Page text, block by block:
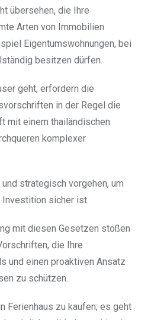
übersehen, die Ihre
Arten von Immobilien
Eigentumswohnungen, bei
besitzen dürfen.
geht, erfordern die
in der Regel die
mit einem thailändischen
komplexer
strategisch vorgehen, um
sicher ist.
mit diesen Gesetzen stoßen
die Ihre
und einen proaktiven Ansatz
zu schützen.
Ferienhaus zu kaufen; es geht